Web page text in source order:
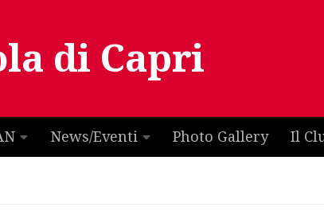
di Capri
News/Eventi Photo Gallery Il